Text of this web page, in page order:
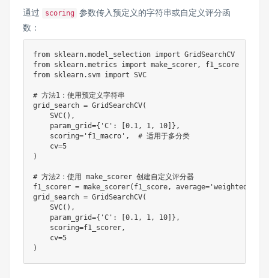
通过 scoring
参数传入预定义的字符串或自定义评分函
数：
from sklearn.model_selection import
from sklearn.metrics import make_scorer,
from sklearn. svm import SVC
# 方法1：使用预定义字符串
grid_search = GridSearchCV(
    SVC
( ) ,
    param_grid
={ 'C' : [0.1, 1, 10] } ,
    scoring
= 'f1_macro' ,
# 适用于多分类
    cv
=5
)
# 方法2：使用 make_scorer 创建自定义评分器
f1_scorer = make_scorer( f1_score, average= 'weighted'
grid_search = GridSearchCV(
    SVC
( ) ,
    param_grid
={ 'C' : [0.1, 1, 10] } ,
    scoring
=f1_scorer,
    cv
=5
)